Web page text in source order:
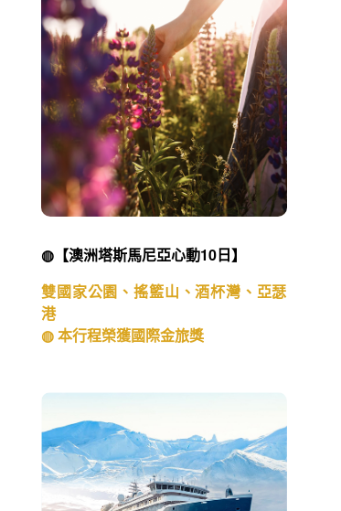
◍【澳洲塔斯馬尼亞心動10日】
雙國家公園、搖籃山、酒杯灣、亞瑟
港
◍ 本行程榮獲國際金旅獎